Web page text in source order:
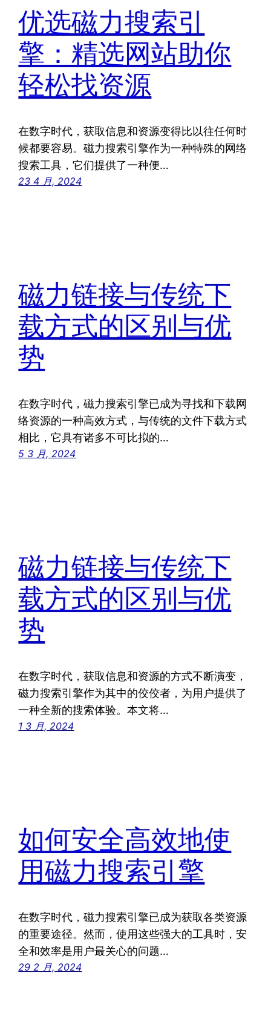
优选磁力搜索引
擎：精选网站助你
轻松找资源
在数字时代，获取信息和资源变得比以往任何时
候都要容易。磁力搜索引擎作为一种特殊的网络
搜索工具，它们提供了一种便…
23 4 月, 2024
磁力链接与传统下
载方式的区别与优
势
在数字时代，磁力搜索引擎已成为寻找和下载网
络资源的一种高效方式，与传统的文件下载方式
相比，它具有诸多不可比拟的…
5 3 月, 2024
磁力链接与传统下
载方式的区别与优
势
在数字时代，获取信息和资源的方式不断演变，
磁力搜索引擎作为其中的佼佼者，为用户提供了
一种全新的搜索体验。本文将…
1 3 月, 2024
如何安全高效地使
用磁力搜索引擎
在数字时代，磁力搜索引擎已成为获取各类资源
的重要途径。然而，使用这些强大的工具时，安
全和效率是用户最关心的问题…
29 2 月, 2024